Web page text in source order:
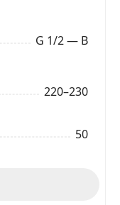
G 1/2 — В
220–230
50
персональных